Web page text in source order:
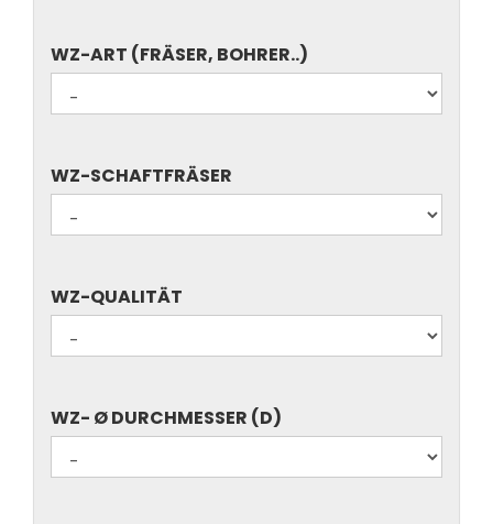
WZ-
ART
(FRÄSER,
WZ-ART (FRÄSER, BOHRER..)
WZ-
SCHAFTFRÄSER
WZ-SCHAFTFRÄSER
WZ-
QUALITÄT
WZ-QUALITÄT
WZ-
Ø
DURCHMESSER
WZ- Ø DURCHMESSER (D)